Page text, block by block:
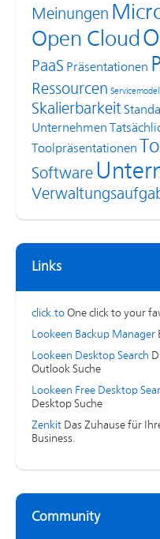
Meinungen
Open Cloud
PaaS Präsentationen
Ressourcen
Skalierbarkeit
Unternehmen
Toolpräsentationen
Software
Links
click.to One click to your
Lookeen Backup Manager
Lookeen Desktop Search
Outlook Suche
Lookeen Free Desktop
Desktop Suche
Zenkit Das Zuhause für
Business.
Community